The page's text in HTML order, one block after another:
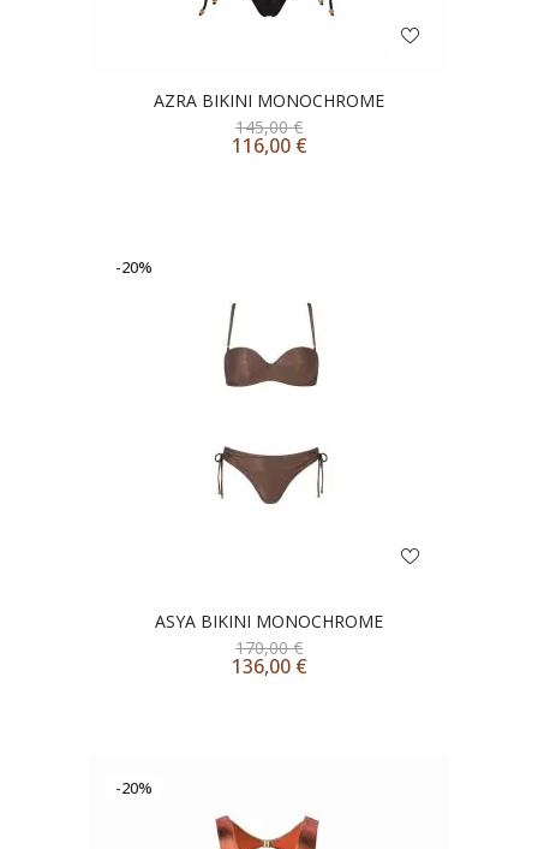
AZRA BIKINI MONOCHROME
145,00€
116,00 €
-20%
ASYA BIKINI MONOCHROME
170,00€
136,00 €
-20%